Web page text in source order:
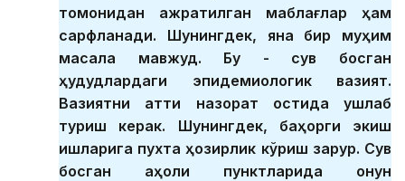
томонидан ажратилган маблағлар ҳам
сарфланади. Шунингдек, яна бир муҳим
масала мавжуд. Бу - сув босган
ҳудудлардаги эпидемиологик вазият.
Вазиятни қаттиқ назорат остида ушлаб
туриш керак. Шунингдек, баҳорги экиш
ишларига пухта ҳозирлик кўриш зарур. Сув
босган аҳоли пунктларида қонун